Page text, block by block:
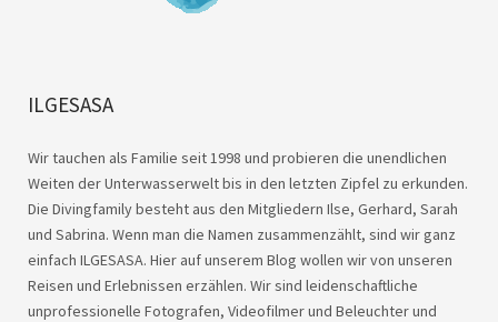
ILGESASA
Wir tauchen als Familie seit 1998 und probieren die unendlichen
Weiten der Unterwasserwelt bis in den letzten Zipfel zu erkunden.
Die Divingfamily besteht aus den Mitgliedern Ilse, Gerhard, Sarah
und Sabrina. Wenn man die Namen zusammenzählt, sind wir ganz
einfach ILGESASA. Hier auf unserem Blog wollen wir von unseren
Reisen und Erlebnissen erzählen. Wir sind leidenschaftliche
unprofessionelle Fotografen, Videofilmer und Beleuchter und